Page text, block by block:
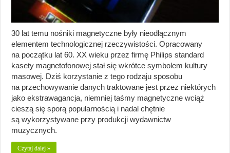
30 lat temu nośniki magnetyczne były nieodłącznym
elementem technologicznej rzeczywistości. Opracowany
na początku lat 60. XX wieku przez firmę Philips standard
kasety magnetofonowej stał się wkrótce symbolem kultury
masowej. Dziś korzystanie z tego rodzaju sposobu
na przechowywanie danych traktowane jest przez niektórych
jako ekstrawagancja, niemniej taśmy magnetyczne wciąż
cieszą się sporą popularnością i nadal chętnie
są wykorzystywane przy produkcji wydawnictw
muzycznych.
Czytaj dalej »